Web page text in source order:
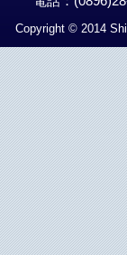
Copyright © 2014